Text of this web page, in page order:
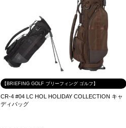
【BRIEFING GOLF ブリーフィング ゴルフ】
CR-4 #04 LC HOL HOLIDAY COLLECTION キャ
ディバッグ